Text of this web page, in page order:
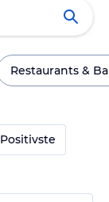
Restaurants &
Positivste